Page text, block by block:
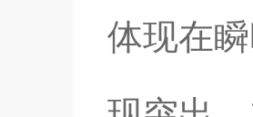
体现在